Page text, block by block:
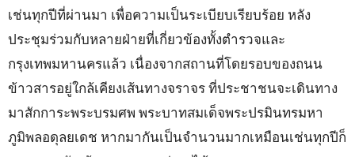
เช่นทุกปีที่ผ่านมา เพื่อความเป็นระเบียบเรียบร้อย หลัง
ประชุมร่วมกับหลายฝ่ายที่เกี่ยวข้องทั้งตำรวจและ
กรุงเทพมหานครแล้ว เนื่องจากสถานที่โดยรอบของถนน
ข้าวสารอยู่ใกล้เคียงเส้นทางจราจร ที่ประชาชนจะเดินทาง
มาสักการะพระบรมศพ พระบาทสมเด็จพระปรมินทรมหา
ภูมิพลอดุลยเดช หากมากันเป็นจำนวนมากเหมือนเช่นทุกปีก็